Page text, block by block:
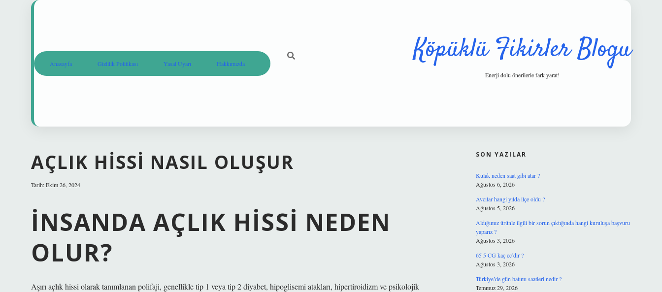
Anasayfa Gizlilik Politikası Yasal Uyarı Hakkımızda Köpüklü Fikirler Blogu
Enerji dolu önerilerle fark yarat!
AÇLIK HISSI NASIL OLUŞUR
Tarih: Ekim 26, 2024
İNSANDA AÇLIK HISSI NEDEN
OLUR?
Aşırı açlık hissi olarak tanımlanan polifaji, genellikle tip 1 veya tip 2 diyabet, hipoglisemi atakları, hipertiroidizm ve psikolojik
SON YAZILAR
Kulak neden saat gibi atar ?
Ağustos 6, 2026
Avcılar hangi yılda ilçe oldu ?
Ağustos 5, 2026
Aldığımız ürünle ilgili bir sorun çıktığında hangi kuruluşa başvuru
yaparız ?
Ağustos 3, 2026
65 5 CG kaç cc’dir ?
Ağustos 3, 2026
Türkiye’de gün batımı saatleri nedir ?
Temmuz 29, 2026